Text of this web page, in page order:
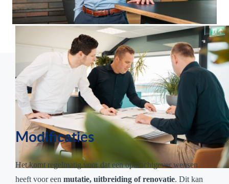
Modificaties
Het komt regelmatig voor dat een opdrachtgever wensen
heeft voor een mutatie, uitbreiding of renovatie. Dit kan